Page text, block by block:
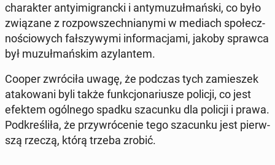
cha­rak­ter an­ty­imi­granc­ki i an­ty­mu­zuł­mań­ski, co było
zwią­za­ne z roz­po­wszech­nia­ny­mi w mediach spo­łecz­
no­ścio­wych fał­szy­wy­mi in­for­ma­cja­mi, jakoby sprawca
był mu­zuł­mań­skim azy­lan­tem.
Cooper zwró­ci­ła uwagę, że podczas tych za­mie­szek
ata­ko­wa­ni byli także funk­cjo­na­riu­sze policji, co jest
efektem ogól­ne­go spadku sza­cun­ku dla policji i prawa.
Pod­kre­śli­ła, że przy­wró­ce­nie tego sza­cun­ku jest pierw­
szą rzeczą, którą trzeba zrobić.